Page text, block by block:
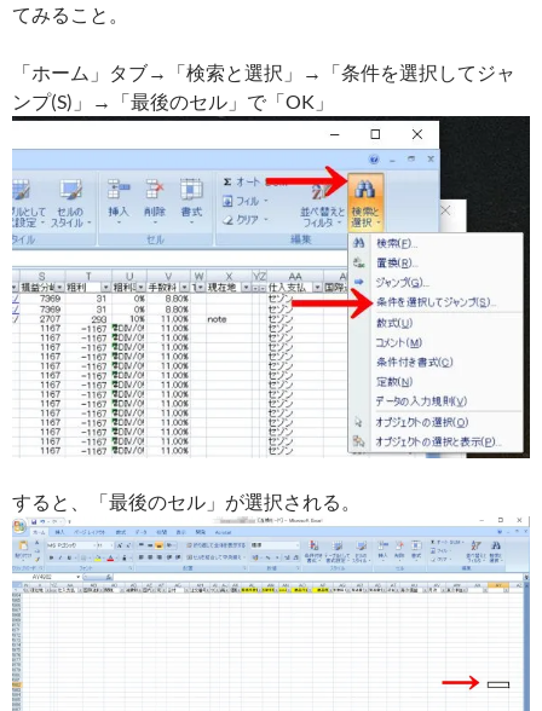
てみること。
「ホーム」タブ→「検索と選択」→「条件を選択してジャ
ンプ(S)」→「最後のセル」で「OK」
すると、「最後のセル」が選択される。